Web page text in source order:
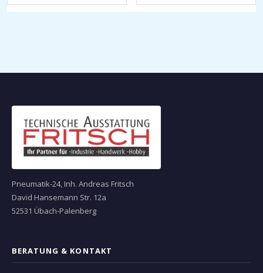
Pneumatik-24, Inh. Andreas Fritsch
David Hansemann Str. 12a
52531 Übach-Palenberg
BERATUNG & KONTAKT